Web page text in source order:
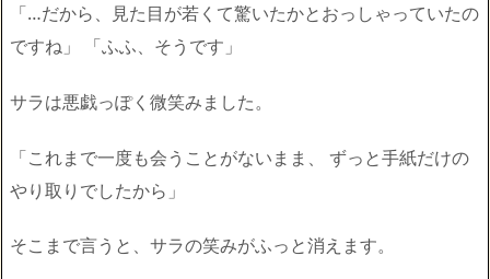
「…だから、見た目が若くて驚いたかとおっしゃっていたの
ですね」 「ふふ、そうです」
サラは悪戯っぽく微笑みました。
「これまで一度も会うことがないまま、 ずっと手紙だけの
やり取りでしたから」
そこまで言うと、サラの笑みがふっと消えます。